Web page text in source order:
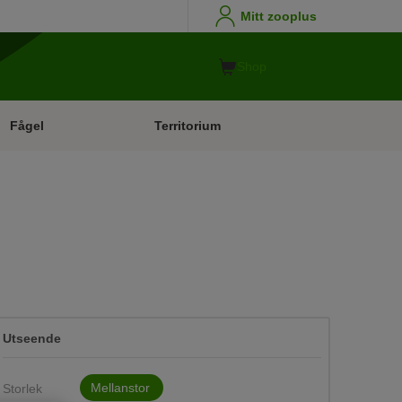
Mitt zooplus
Fågel Territorium
Utseende
Storlek Mellanstor